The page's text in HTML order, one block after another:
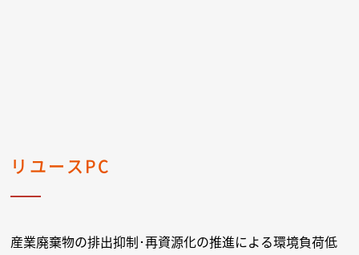
リユースPC
産業廃棄物の排出抑制･再資源化の推進による環境負荷低